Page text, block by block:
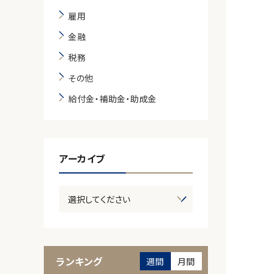
雇用
金融
税務
その他
給付金・補助金・助成金
アーカイブ
ランキング 週間 月間